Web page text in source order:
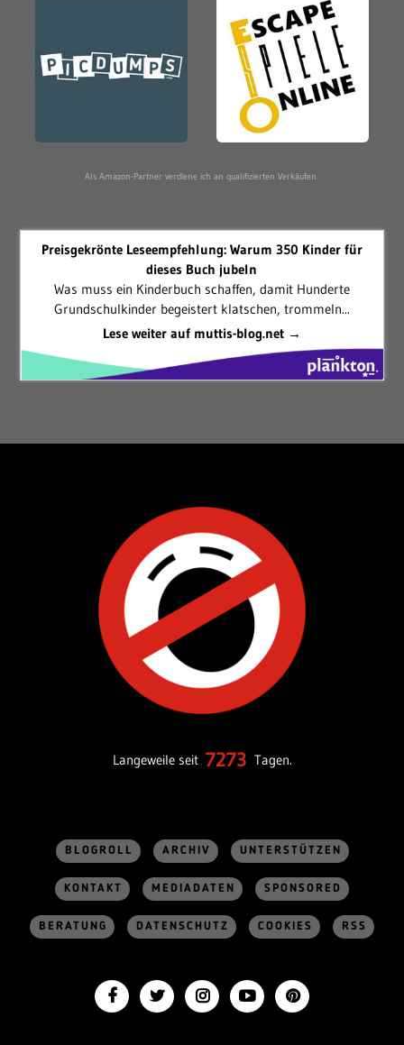
Als Amazon-Partner verdiene ich an qualifizierten Verkäufen.
Preisgekrönte Leseempfehlung: Warum 350 Kinder für
dieses Buch jubeln
Was muss ein Kinderbuch schaffen, damit Hunderte
Grundschulkinder begeistert klatschen, trommeln...
Lese weiter auf muttis-blog.net →
Langeweile seit 7273 Tagen.
BLOGROLL ARCHIV UNTERSTÜTZEN
KONTAKT MEDIADATEN SPONSORED
BERATUNG DATENSCHUTZ COOKIES RSS